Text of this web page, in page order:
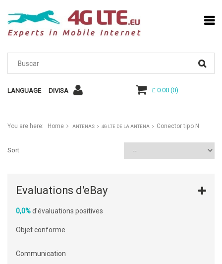
LANGUAGE DIVISA £ 0.00(0)
You are here: Home ANTENAS 4G LTE DE LA ANTENA Conector tipo N
Sort
Evaluations d'eBay
0,0%d'évaluations positives
Objet conforme
Communication